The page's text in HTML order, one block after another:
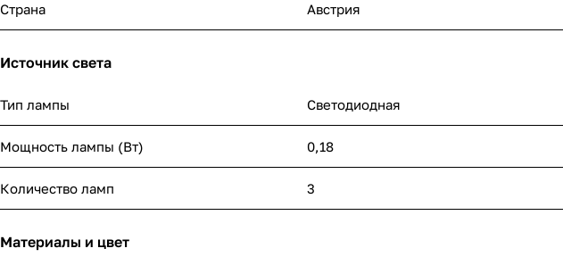
Страна Австрия
Источник света
Тип лампы Светодиодная
Мощность лампы (Вт) 0,18
Количество ламп 3
Материалы и цвет